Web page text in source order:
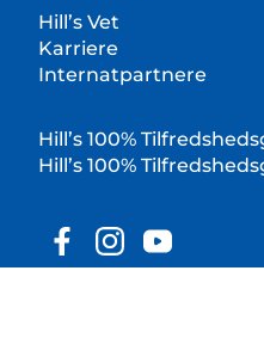
Hill’s Vet
Karriere
Internatpartnere
Hill’s 100%
Hill’s 100%